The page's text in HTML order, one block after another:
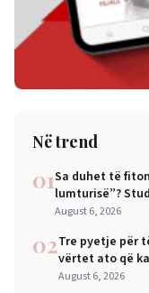
Në trend
01Sa duhet të
lumturisë”?
August 6, 2026
02Tre pyetje për
vërtet ato që
August 6, 2026